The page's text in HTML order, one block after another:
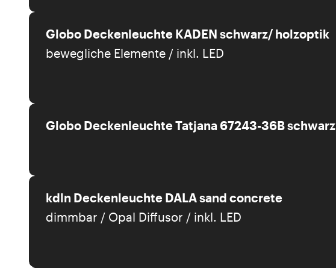
Globo Deckenleuchte KADEN schwarz/ holzoptik
bewegliche Elemente / inkl. LED
Globo Deckenleuchte Tatjana 67243-36B schwarz
kdln Deckenleuchte DALA sand concrete
dimmbar / Opal Diffusor / inkl. LED